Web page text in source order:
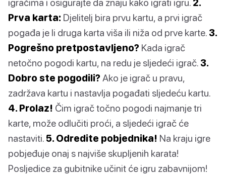
igračima i osigurajte da znaju kako igrati igru. 2.
Prva karta: Djelitelj bira prvu kartu, a prvi igrač
pogađa je li druga karta viša ili niža od prve karte. 3.
Pogrešno pretpostavljeno? Kada igrač
netočno pogodi kartu, na redu je sljedeći igrač. 3.
Dobro ste pogodili?Ako je igrač u pravu,
zadržava kartu i nastavlja pogađati sljedeću kartu.
4. Prolaz! Čim igrač točno pogodi najmanje tri
karte, može odlučiti proći, a sljedeći igrač će
nastaviti. 5. Odredite pobjednika! Na kraju igre
pobjeđuje onaj s najviše skupljenih karata!
Posljedice za gubitnike učinit će igru zabavnijom!